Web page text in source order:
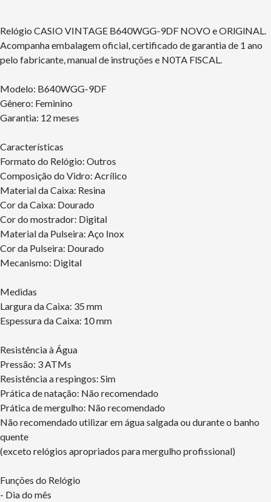
Relógio CASIO VINTAGE B640WGG-9DF NOVO e ORlGlNAL.
Acompanha embalagem oficial, certificado de garantia de 1 ano
pelo fabricante, manual de instruções e N0TA FlSCAL.
Modelo: B640WGG-9DF
Gênero: Feminino
Garantia: 12 meses
Características
Formato do Relógio: Outros
Composição do Vidro: Acrílico
Material da Caixa: Resina
Cor da Caixa: Dourado
Cor do mostrador: Digital
Material da Pulseira: Aço Inox
Cor da Pulseira: Dourado
Mecanismo: Digital
Medidas
Largura da Caixa: 35 mm
Espessura da Caixa: 10 mm
Resistência à Água
Pressão: 3 ATMs
Resistência a respingos: Sim
Prática de natação: Não recomendado
Prática de mergulho: Não recomendado
Não recomendado utilizar em água salgada ou durante o banho
quente
(exceto relógios apropriados para mergulho profissional)
Funções do Relógio
- Dia do mês